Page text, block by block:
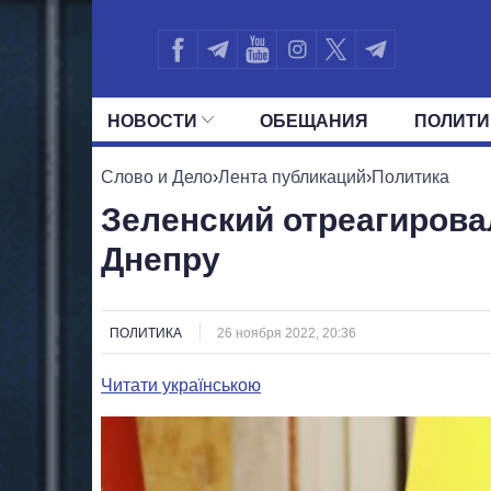
НОВОСТИ ОБЕЩАНИЯ
ВСЕ ПОЛИТИКИ ПРЕЗИДЕНТ И
Слово и Дело›Лента публикаций›Политика
Зеленский
Днепру
ПОЛИТИКА 26 ноября 2022, 20:36
Читати українською